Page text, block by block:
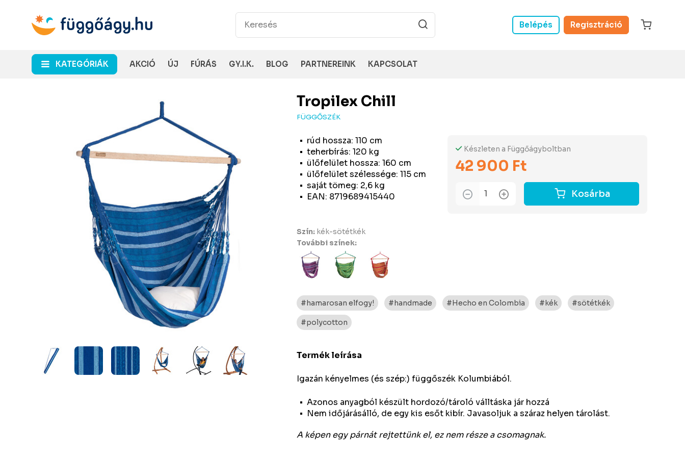
Belépés Regisztráció
KATEGÓRIÁK AKCIÓ ÚJ FÚRÁS GY.I.K. BLOG PARTNEREINK KAPCSOLAT
Tropilex Chill
FÜGGŐSZÉK
rúd hossza: 110 cm
teherbírás: 120 kg
ülőfelület hossza: 160 cm
ülőfelület szélessége: 115 cm
saját tömeg: 2,6 kg
EAN: 8719689415440
Készleten a Függőágyboltban
42 900 Ft
Kosárba
Szín: kék-sötétkék
További színek:
#hamarosan elfogy! #handmade #Hecho en Colombia #kék #sötétkék
#polycotton
Termék leírása
Igazán kényelmes (és szép:) függőszék Kolumbiából.
Azonos anyagból készült hordozó/tároló válltáska jár hozzá
Nem időjárásálló, de egy kis esőt kibír. Javasoljuk a száraz helyen tárolást.
A képen egy párnát rejtettünk el, ez nem része a csomagnak.